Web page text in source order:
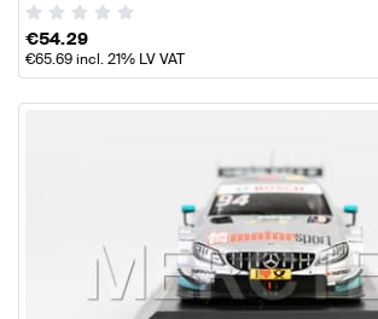
€54.29
€65.69incl. 21% LV VAT